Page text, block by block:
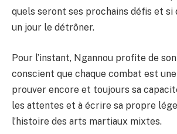
quels seront ses prochains défis et si
un jour le détrôner.
Pour l’instant, Ngannou profite de
conscient que chaque combat est
prouver encore et toujours sa
les attentes et à écrire sa propre
l’histoire des arts martiaux mixtes.